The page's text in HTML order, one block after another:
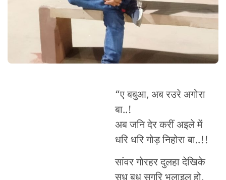
“ए बबुआ, अब रउरे अगोरा
बा..!
अब जनि देर करीं अइले में
धरि धरि गोड़ निहोरा बा..!!
सांवर गोरहर दुलहा देखिके